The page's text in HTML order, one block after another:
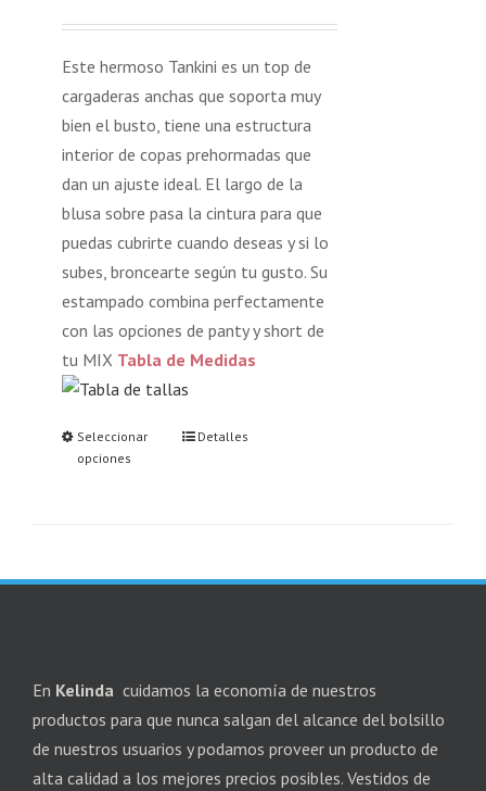
Este hermoso Tankini es un top de
cargaderas anchas que soporta muy
bien el busto, tiene una estructura
interior de copas prehormadas que
dan un ajuste ideal. El largo de la
blusa sobre pasa la cintura para que
puedas cubrirte cuando deseas y si lo
subes, broncearte según tu gusto. Su
estampado combina perfectamente
con las opciones de panty y short de
tu MIX Tabla de Medidas
Seleccionar
opciones
Detalles
En Kelinda cuidamos la economía de nuestros
productos para que nunca salgan del alcance del bolsillo
de nuestros usuarios y podamos proveer un producto de
alta calidad a los mejores precios posibles. Vestidos de